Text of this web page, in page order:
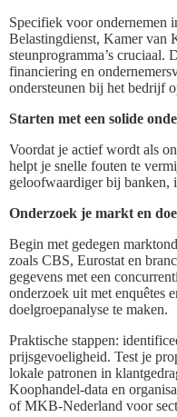
Specifiek voor ondernemen
Belastingdienst, Kamer van
steunprogramma’s
financiering en
ondersteunen bij het bedrijf
Starten met een solide
Voordat je actief wordt als
helpt je snelle fouten te
geloofwaardiger bij banken,
Onderzoek je markt en
Begin met gedegen
zoals CBS, Eurostat en
gegevens met een
onderzoek uit met enquêtes
doelgroepanalyse te maken.
Praktische stappen:
prijsgevoeligheid. Test je
lokale patronen in
Koophandel-data en
of MKB-Nederland voor